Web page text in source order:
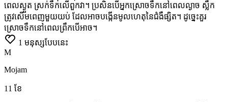
ពេលស្ងួត ស្រក់ទឹកលើពួកវា។ ប្រសិនបើអ្នកស្រោចទឹកនៅពេលល្ងាច ស្លឹក
ត្រូវសើមពេញមួយយប់ ដែលអាចបង្កើនមូលហេតុនៃជំងឺផ្សិត។ ដូច្នេះ​គួរ​
ស្រោច​ទឹក​នៅពេល​ព្រឹក​បើ​អាច​។
1 មនុស្សបែបនេះ
M
Mojam
11 ខែ